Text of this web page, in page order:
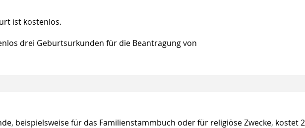
ist kostenlos.
drei Geburtsurkunden für die Beantragung von
beispielsweise für das Familienstammbuch oder für religiöse Zwecke, kostet